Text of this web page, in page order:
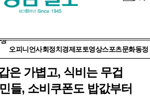
오피니언사회정치 경제 포토영상스포츠문화동정
은 가볍고, 식비는 무겁
들, 소비쿠폰도 밥값부터